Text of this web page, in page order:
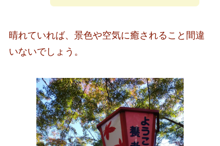
晴れていれば、景色や空気に癒されること間違
いないでしょう。